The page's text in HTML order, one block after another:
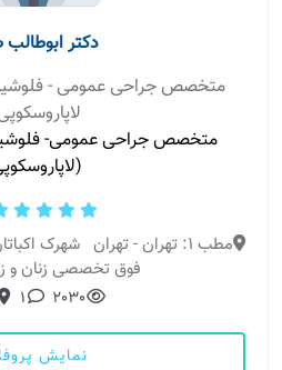
دکتر
متخصص جراحی عمومی -
متخصص جراحی عمومی-
فوق تخصصی زنان و
2030
1
نمایش